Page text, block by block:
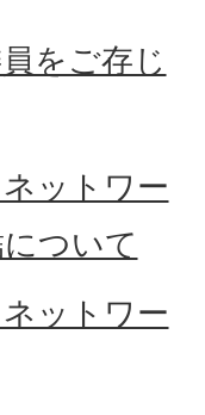
をご存じ
ットワー
ついて
ットワー